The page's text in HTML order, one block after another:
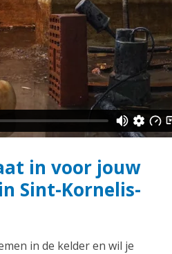
in voor jouw
Sint-Kornelis-
in de kelder en wil je